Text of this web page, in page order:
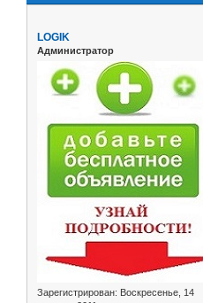
LOGIK
Администратор
Зарегистрирован: Воскресенье, 14